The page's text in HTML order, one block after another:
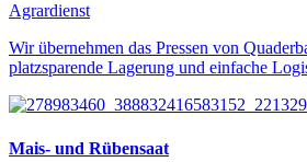
Agrardienst
Wir übernehmen das Pressen von
platzsparende Lagerung und einfache
Mais- und Rübensaat